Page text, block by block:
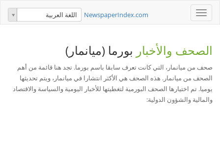
Toggle
navigation
NewspaperIndex.com اللغة العربية
الصحف والأخبار بورما (ميانمار)
صحف من ميانمار، التي كانت تعرف سابقا باسم بورما. تجد هنا قائمة من أهم
الصحف من ميانمار. هذه الصحف هي الأكثر انتشارا في ميانمار، ويتم تحديثها
يوميا. تم اختيارها الصحف البورمية لتغطيتها للأخبار اليومية والسياسة والاقتصاد
والمالية والشؤون الدولية: